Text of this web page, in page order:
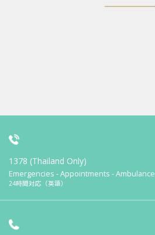
1378 (Thailand Only)
Emergencies - Appointments - Ambulance
24時間対応（英語）